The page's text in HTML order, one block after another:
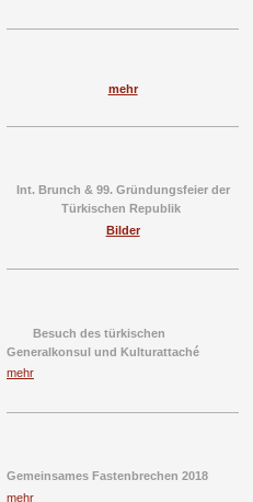
mehr
Int. Brunch & 99. Gründungsfeier der
Türkischen Republik
Bilder
Besuch des türkischen
Generalkonsul und Kulturattaché
mehr
Gemeinsames Fastenbrechen 2018
mehr